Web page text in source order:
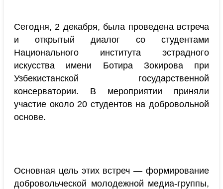
Сегодня, 2 декабря, была проведена встреча
и открытый диалог со студентами
Национального института эстрадного
искусства имени Ботира Зокирова при
Узбекистанской государственной
консерватории. В мероприятии приняли
участие около 20 студентов на добровольной
основе.
Основная цель этих встреч — формирование
добровольческой молодежной медиа-группы,